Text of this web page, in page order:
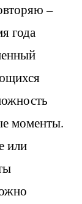
–
года
моменты.
или